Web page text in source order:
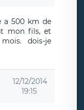
a 500 km de
mon fils, et
dois-je
12/12/2014
19:15